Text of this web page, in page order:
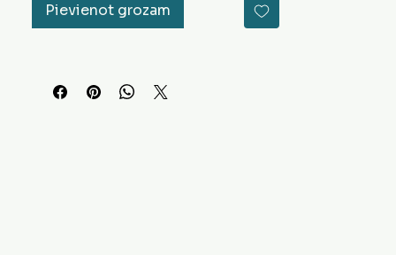
Pievienot grozam